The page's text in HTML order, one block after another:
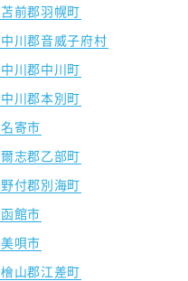
苫前郡羽幌町
中川郡音威子府村
中川郡中川町
中川郡本別町
名寄市
爾志郡乙部町
野付郡別海町
函館市
美唄市
檜山郡江差町